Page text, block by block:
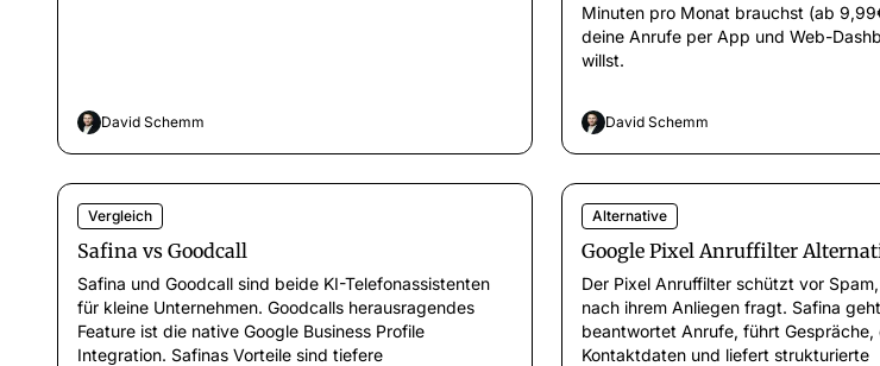
David Schemm
Minuten pro Monat brauchst (ab
deine Anrufe per App und Web-
willst.
David Schemm
Vergleich
Safina vs Goodcall
Safina und Goodcall sind beide KI-Telefonassistenten
für kleine Unternehmen. Goodcalls herausragendes
Feature ist die native Google Business Profile
Integration. Safinas Vorteile sind tiefere
Alternative
Google Pixel Anruffilter
Der Pixel Anruffilter schützt vor
nach ihrem Anliegen fragt. Safina
beantwortet Anrufe, führt Gespräche,
Kontaktdaten und liefert strukturierte